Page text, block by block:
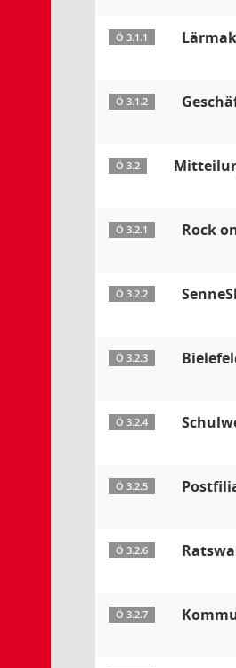
Ö 3.1.1
Ö 3.1.2
Ö 3.2
Ö 3.2.1 Rock
Ö 3.2.2
Ö 3.2.3
Ö 3.2.4
Ö 3.2.5
Ö 3.2.6
Ö 3.2.7